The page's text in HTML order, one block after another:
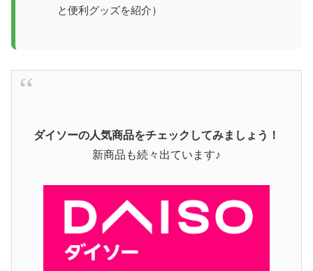
と便利グッズを紹介）
ダイソーの人気商品をチェックしてみましょう！
新商品も続々出ています♪